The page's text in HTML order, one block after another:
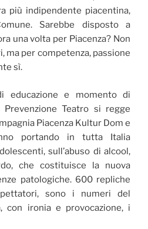
più indipendente piacentina,
Sarebbe disposto a
una volta per Piacenza? Non
ma per competenza, passione
sì.
educazione e momento di
Teatro si regge
Piacenza Kultur Dom e
portando in tutta Italia
sull’abuso di alcool,
che costituisce la nuova
patologiche. 600 repliche
sono i numeri del
con ironia e provocazione, i